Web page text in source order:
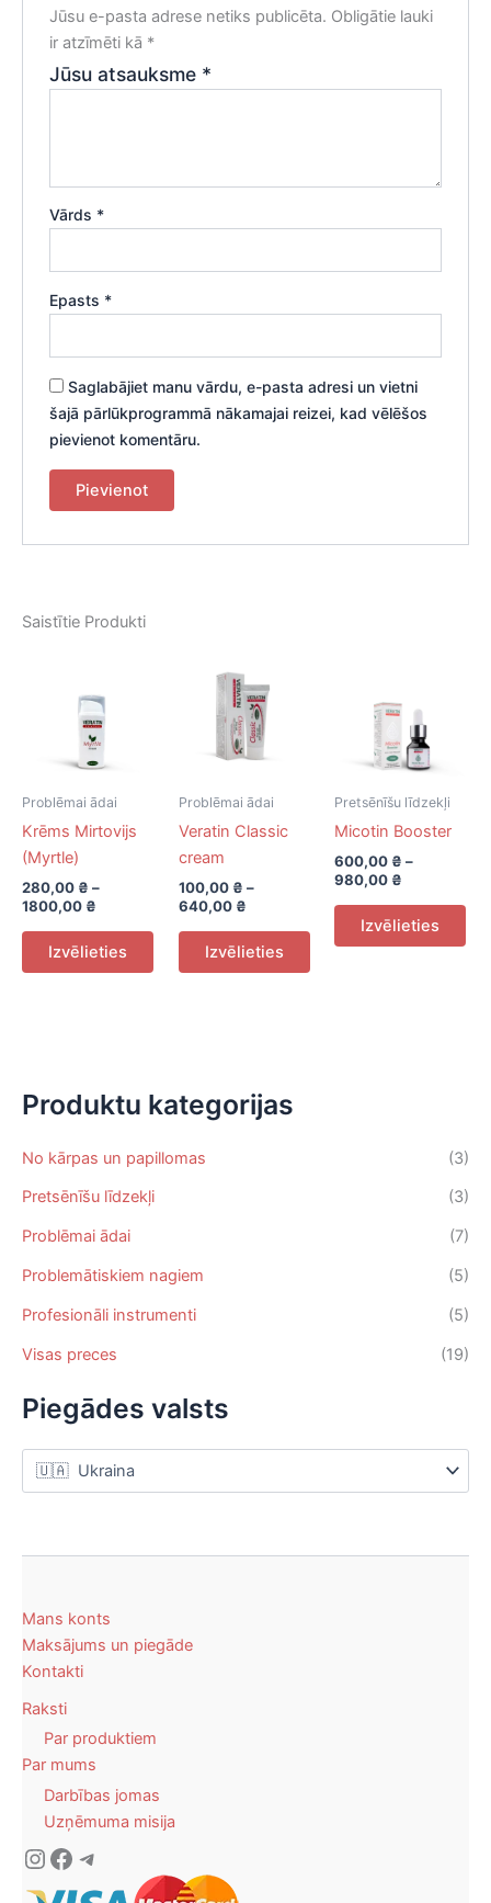
Jūsu e-pasta adrese netiks publicēta. Obligātie lauki
ir atzīmēti kā *
Jūsu atsauksme *
Vārds *
Epasts *
Saglabājiet manu vārdu, e-pasta adresi un vietni
šajā pārlūkprogrammā nākamajai reizei, kad vēlēšos
pievienot komentāru.
Saistītie Produkti
Problēmai ādai
Krēms Mirtovijs
(Mуrtle)
280,00 ₴ –
1800,00 ₴
Izvēlieties
This
product
options
may
on
page
Problēmai ādai
Veratin Classic
cream
100,00 ₴ –
640,00 ₴
Izvēlieties
This
Pretsēnīšu līdzekļi
Micotin Booster
600,00 ₴ –
980,00 ₴
Izvēlieties
on
the
Produktu kategorijas
No kārpas un papillomas
(3)
Pretsēnīšu līdzekļi
(3)
Problēmai ādai
(7)
Problemātiskiem nagiem
(5)
Profesionāli instrumenti
(5)
Visas preces
(19)
Piegādes valsts
Mans konts
Maksājums un piegāde
Kontakti
Raksti
Par produktiem
Par mums
Darbības jomas
Uzņēmuma misija
Instagram
Facebook
Telegram